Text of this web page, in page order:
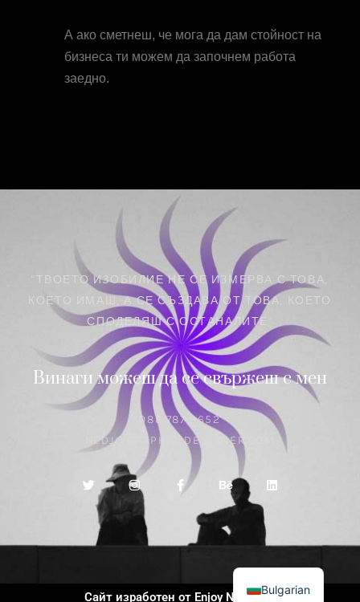
А ако сметнеш, че мога да дам стойност на
бизнеса ти можем да започнем работа
заедно.
"ТВОЕТО ИЗОБИЛИЕ НЕ СЕ ИЗМЕРВА С ТОВА,
КОЕТО ИМАШ, А СЕ СЪЗДАВА ОТ ТОВА, КОЕТО
СПОДЕЛЯШ С ОСТАНАЛИТЕ"
Винаги можеш да се свържеш с мен
088 787 9652
NEDJ@GRAPHIC-DESIGNER.COM
Сайт изработен от Enjoy N Brands
Bulgarian